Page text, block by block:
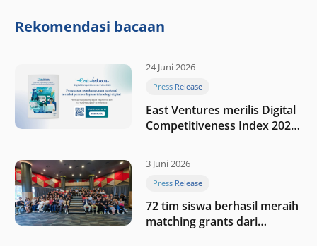
nilai melalui kedisiplinan”
Rekomendasi bacaan
24 Juni 2026
Press Release
East Ventures merilis Digital
Competitiveness Index 2026,
menyoroti fase transformasi
digital Indonesia selanjutnya
3 Juni 2026
Press Release
72 tim siswa berhasil meraih
matching grants dari
program My First $1000